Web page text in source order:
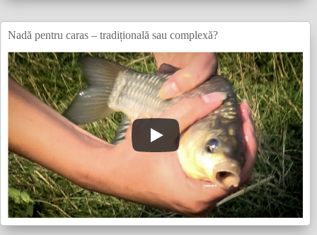
Nadă pentru caras – tradițională sau complexă?